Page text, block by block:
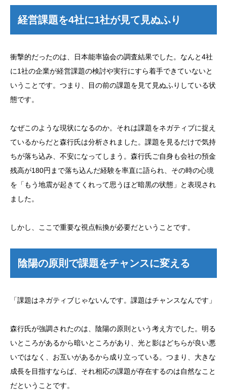
経営課題を4社に1社が見て見ぬふり
衝撃的だったのは、日本能率協会の調査結果でした。なんと4社
に1社の企業が経営課題の検討や実行にすら着手できていないと
いうことです。つまり、目の前の課題を見て見ぬふりしている状
態です。
なぜこのような現状になるのか。それは課題をネガティブに捉え
ているからだと森行氏は分析されました。課題を見るだけで気持
ちが落ち込み、不安になってしまう。森行氏ご自身も会社の預金
残高が180円まで落ち込んだ経験を率直に語られ、その時の心境
を「もう地震が起きてくれって思うほど暗黒の状態」と表現され
ました。
しかし、ここで重要な視点転換が必要だということです。
陰陽の原則で課題をチャンスに変える
「課題はネガティブじゃないんです。課題はチャンスなんです」
森行氏が強調されたのは、陰陽の原則という考え方でした。明る
いところがあるから暗いところがあり、光と影はどちらが良い悪
いではなく、お互いがあるから成り立っている。つまり、大きな
成長を目指すならば、それ相応の課題が存在するのは自然なこと
だということです。